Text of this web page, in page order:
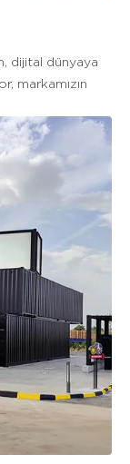
dijital dünyaya
markamızın